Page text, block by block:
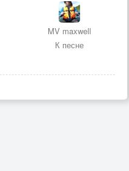
MV maxwell
К песне